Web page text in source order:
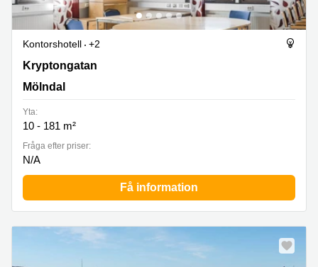
Kontorshotell
+2
Kryptongatan 6, Mölndal
Kryptongatan
Mölndal
Yta:
10 - 181 m²
Fråga efter priser:
N/A
Få information